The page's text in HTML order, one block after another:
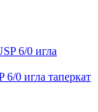
0 игла таперкат